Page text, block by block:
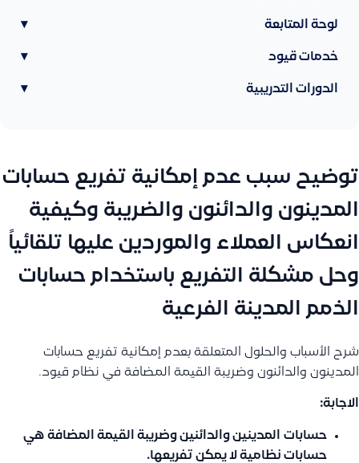
لوحة المتابعة ▾
خدمات قيود ▾
الدورات التدريبية ▾
توضيح سبب عدم إمكانية تفريع حسابات
المدينون والدائنون والضريبة وكيفية
انعكاس العملاء والموردين عليها تلقائياً
وحل مشكلة التفريع باستخدام حسابات
الذمم المدينة الفرعية
شرح الأسباب والحلول المتعلقة بعدم إمكانية تفريع حسابات
المدينون والدائنون وضريبة القيمة المضافة في نظام قيود.
الاجابة:
حسابات المدينين والدائنين وضريبة القيمة المضافة هي
حسابات نظامية لا يمكن تفريعها.